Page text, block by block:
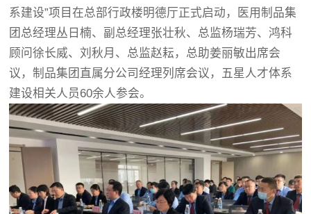
系建设”项目在总部行政楼明德厅正式启动，医用制品集
团总经理丛日楠、副总经理张壮秋、总监杨瑞芳、鸿科
顾问徐长威、刘秋月、总监赵耘，总助姜丽敏出席会
议，制品集团直属分公司经理列席会议，五星人才体系
建设相关人员60余人参会。